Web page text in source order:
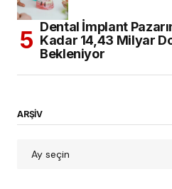
Dental İmplant
Kadar 14,43 Milyar
Bekleniyor
ARŞİV